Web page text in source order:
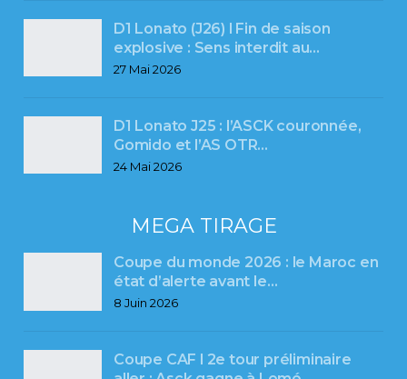
D1 Lonato (J26) l Fin de saison
explosive : Sens interdit au…
27 Mai 2026
D1 Lonato J25 : l’ASCK couronnée,
Gomido et l’AS OTR…
24 Mai 2026
MEGA TIRAGE
Coupe du monde 2026 : le Maroc en
état d’alerte avant le…
8 Juin 2026
Coupe CAF l 2e tour préliminaire